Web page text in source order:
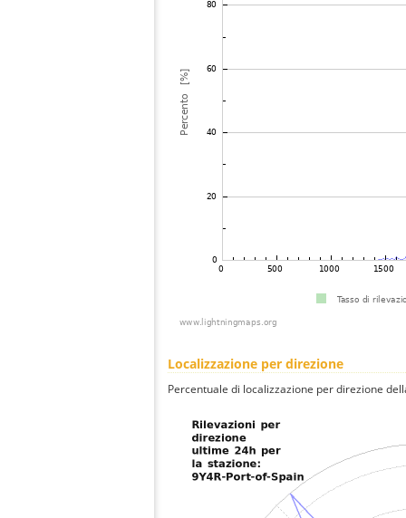
Localizzazione per direzione
Percentuale di localizzazione per direzione